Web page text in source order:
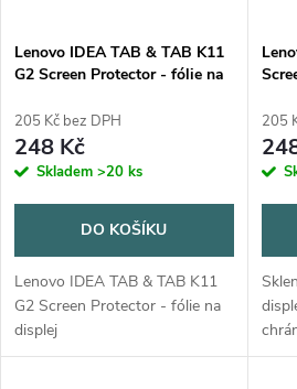
Lenovo IDEA TAB & TAB K11
G2 Screen Protector - fólie na
205 Kč bez DPH
248 Kč
Skladem >20 ks
DO KOŠÍKU
Lenovo IDEA TAB & TAB K11
G2 Screen Protector - fólie na
displej
205